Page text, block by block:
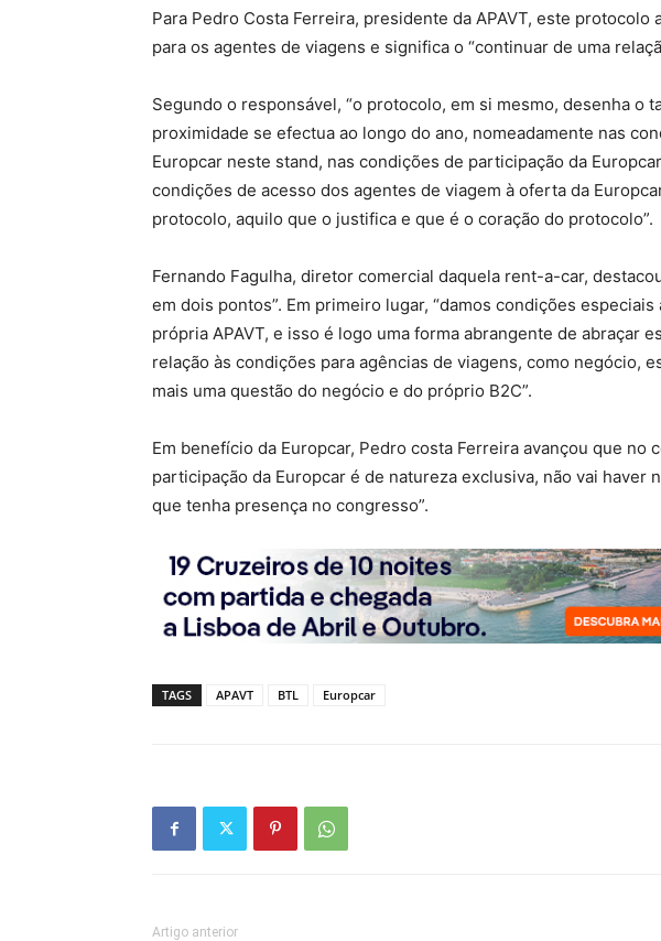
Para Pedro Costa Ferreira, presidente da APAVT, este
para os agentes de viagens e significa o “continuar de uma
Segundo o responsável, “o protocolo, em si mesmo, desenha o
proximidade se efectua ao longo do ano, nomeadamente nas
Europcar neste stand, nas condições de participação da
condições de acesso dos agentes de viagem à oferta da
protocolo, aquilo que o justifica e que é o coração do protocolo”.
Fernando Fagulha, diretor comercial daquela rent-a-car,
em dois pontos”. Em primeiro lugar, “damos condições
própria APAVT, e isso é logo uma forma abrangente de abraçar
relação às condições para agências de viagens, como negócio,
mais uma questão do negócio e do próprio B2C”.
Em benefício da Europcar, Pedro costa Ferreira avançou que no
participação da Europcar é de natureza exclusiva, não vai haver
que tenha presença no congresso”.
TAGS APAVT BTL Europcar
Artigo anterior